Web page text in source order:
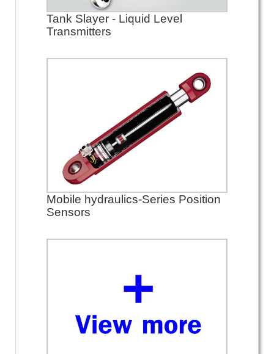
Tank Slayer - Liquid Level
Transmitters
Mobile hydraulics-Series Position
Sensors